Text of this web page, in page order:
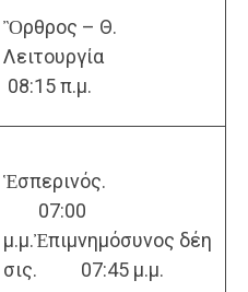
Ὂρθρος – Θ.
Λειτουργία
08:15 π.μ.
Ἑσπερινός.
07:00
μ.μ.Ἐπιμνημόσυνος δέη
σις. 07:45 μ.μ.